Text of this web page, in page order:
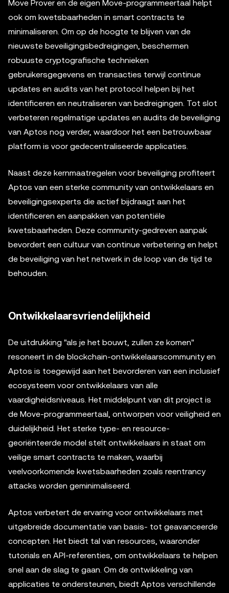
Move Prover en de eigen Move-programmeertaal helpt
ook om kwetsbaarheden in smart contracts te
minimaliseren. Om op de hoogte te blijven van de
nieuwste beveiligingsbedreigingen, beschermen
robuuste cryptografische technieken
gebruikersgegevens en transacties terwijl continue
updates en audits van het protocol helpen bij het
identificeren en neutraliseren van bedreigingen. Tot slot
verbeteren regelmatige updates en audits de beveiliging
van Aptos nog verder, waardoor het een betrouwbaar
platform is voor gedecentraliseerde applicaties.
Naast deze kernmaatregelen voor beveiliging profiteert
Aptos van een sterke community van ontwikkelaars en
beveiligingsexperts die actief bijdraagt aan het
identificeren en aanpakken van potentiële
kwetsbaarheden. Deze community-gedreven aanpak
bevordert een cultuur van continue verbetering en helpt
de beveiliging van het netwerk in de loop van de tijd te
behouden.
Ontwikkelaarsvriendelijkheid
De uitdrukking "als je het bouwt, zullen ze komen"
resoneert in de blockchain-ontwikkelaarscommunity en
Aptos is toegewijd aan het bevorderen van een inclusief
ecosysteem voor ontwikkelaars van alle
vaardigheidsniveaus. Het middelpunt van dit project is
de Move-programmeertaal, ontworpen voor veiligheid en
duidelijkheid. Het sterke type- en resource-
georiënteerde model stelt ontwikkelaars in staat om
veilige smart contracts te maken, waarbij
veelvoorkomende kwetsbaarheden zoals reentrancy
attacks worden geminimaliseerd.
Aptos verbetert de ervaring voor ontwikkelaars met
uitgebreide documentatie van basis- tot geavanceerde
concepten. Het biedt tal van resources, waaronder
tutorials en API-referenties, om ontwikkelaars te helpen
snel aan de slag te gaan. Om de ontwikkeling van
applicaties te ondersteunen, biedt Aptos verschillende